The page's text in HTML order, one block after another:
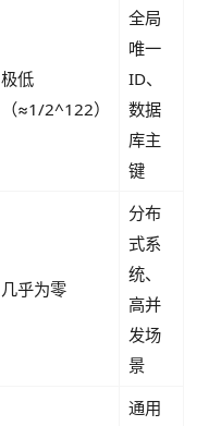
极低
（≈1/2^122）
全局
唯一
ID、
数据
库主
键
几乎为零
分布
式系
统、
高并
发场
景
通用